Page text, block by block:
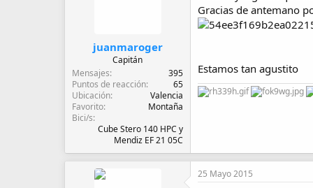
i
o
juanmaroger
Capitán
Mensajes
395
Puntos de reacción
65
Ubicación
Valencia
Favorito
Montaña
Bici/s
Cube Stero 140 HPC y
Mendiz EF 21 05C
Gracias de antemano
Estamos tan agustito
25 Mayo 2015